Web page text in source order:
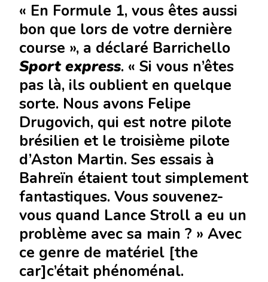
« En Formule 1, vous êtes aussi
bon que lors de votre dernière
course », a déclaré Barrichello
Sport express. « Si vous n’êtes
pas là, ils oublient en quelque
sorte. Nous avons Felipe
Drugovich, qui est notre pilote
brésilien et le troisième pilote
d’Aston Martin. Ses essais à
Bahreïn étaient tout simplement
fantastiques. Vous souvenez-
vous quand Lance Stroll a eu un
problème avec sa main ? » Avec
ce genre de matériel [the
car]c’était phénoménal.